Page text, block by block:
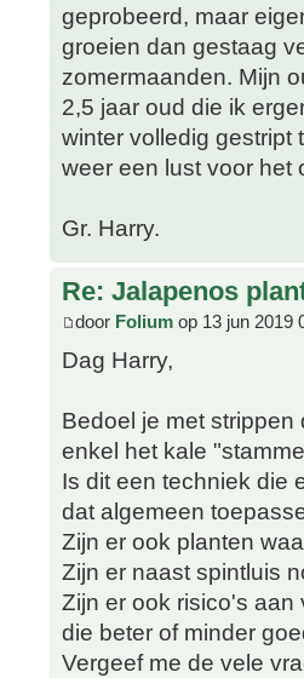
geprobeerd, maar
groeien dan gestaag
zomermaanden. Mijn
2,5 jaar oud die ik
winter volledig gestript
weer een lust voor het
Gr. Harry.
Re: Jalapenos
door Folium op 13 jun 2019
Dag Harry,
Bedoel je met
enkel het kale
Is dit een techniek die
dat algemeen
Zijn er ook planten
Zijn er naast spintluis
Zijn er ook risico's aan
die beter of minder
Vergeef me de vele